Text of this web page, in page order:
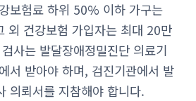
보험료 하위 50% 이하 가구는
외 건강보험 가입자는 최대 20만
사는 발달장애정밀진단 의료기
서 받아야 하며, 검진기관에서 발
의뢰서를 지참해야 합니다.